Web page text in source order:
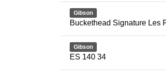
Gibson
Buckethead Signature Les
Gibson
ES 140 34